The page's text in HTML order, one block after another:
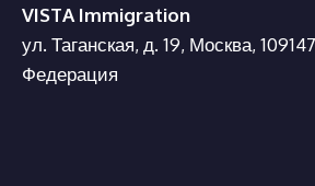
VISTA Immigration
ул. Таганская, д. 19, Москва,
Федерация